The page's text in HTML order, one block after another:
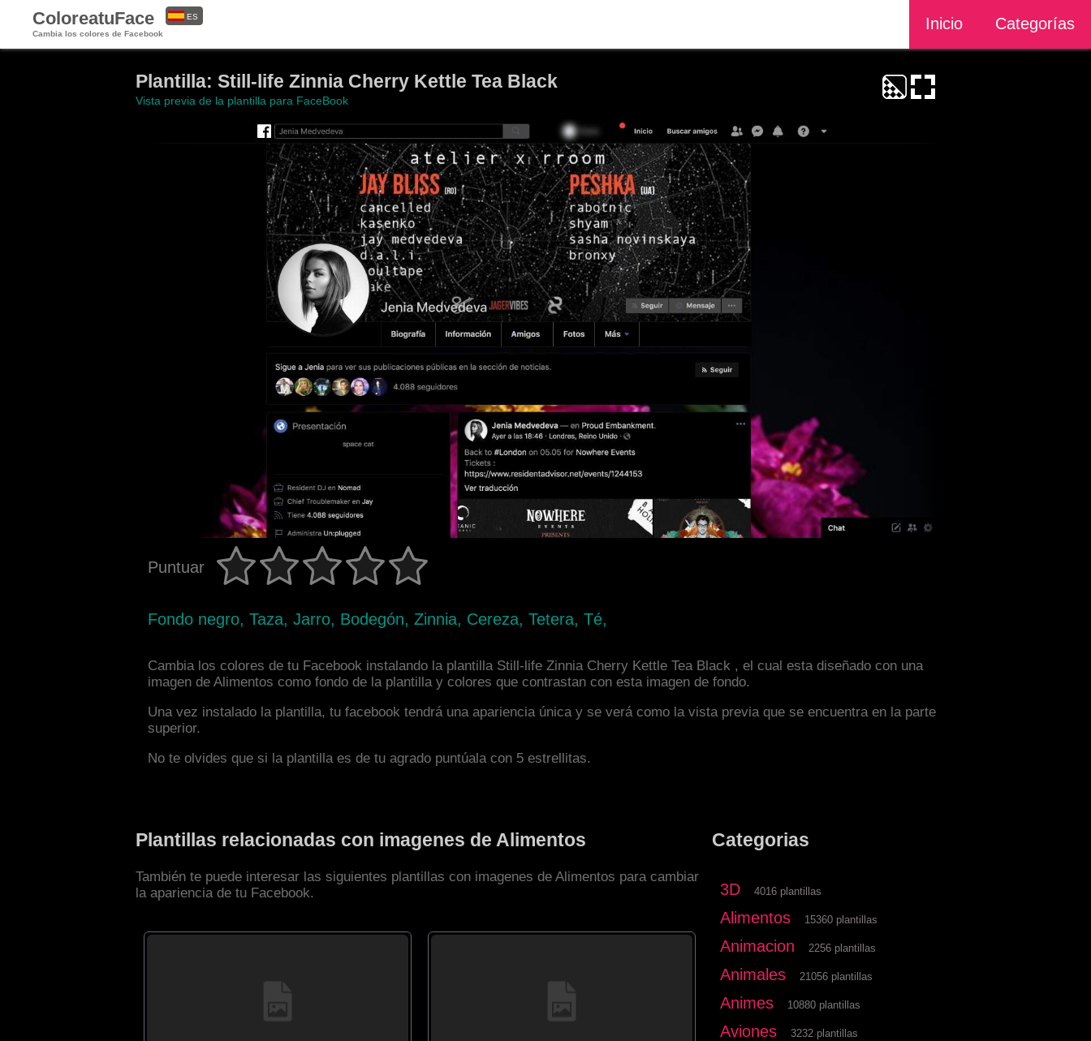
ColoreatuFace
Cambia los colores de Facebook
Inicio Categorías
ES
Plantilla: Still-life Zinnia Cherry Kettle Tea Black
Vista previa de la plantilla para FaceBook
Puntuar
Fondo negro, Taza, Jarro, Bodegón, Zinnia, Cereza, Tetera, Té,
Cambia los colores de tu Facebook instalando la plantilla Still-life Zinnia Cherry Kettle Tea Black , el cual esta diseñado con una
imagen de Alimentos como fondo de la plantilla y colores que contrastan con esta imagen de fondo.
Una vez instalado la plantilla, tu facebook tendrá una apariencia única y se verá como la vista previa que se encuentra en la parte
superior.
No te olvides que si la plantilla es de tu agrado puntúala con 5 estrellitas.
Plantillas relacionadas con imagenes de Alimentos
También te puede interesar las siguientes plantillas con imagenes de Alimentos para cambiar
la apariencia de tu Facebook.
Categorias
3D 4016 plantillas
Alimentos 15360 plantillas
Animacion 2256 plantillas
Animales 21056 plantillas
Animes 10880 plantillas
Aviones 3232 plantillas